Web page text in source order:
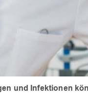
und Infektionen